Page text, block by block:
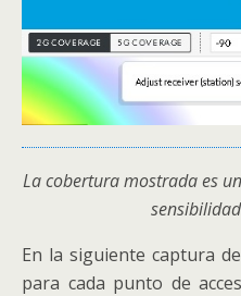
La cobertura mostrada es
En la siguiente captura
para cada punto de